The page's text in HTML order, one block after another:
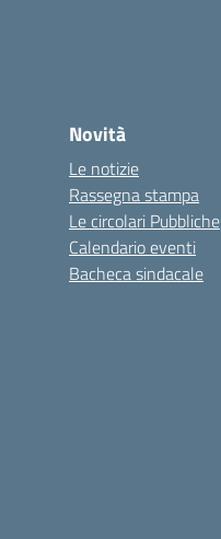
Novità
Le notizie
Rassegna stampa
Le circolari Pubbliche
Calendario eventi
Bacheca sindacale